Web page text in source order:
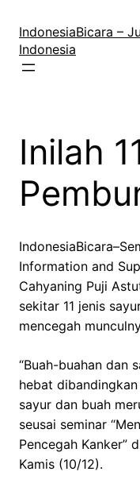
konten
IndonesiaBicara –
Indonesia
Inilah
Information and
Cahyaning Puji
sekitar 11 jenis
mencegah
“Buah-buahan dan
hebat
sayur dan buah
seusai seminar
Pencegah Kanker”
Kamis (10/12).